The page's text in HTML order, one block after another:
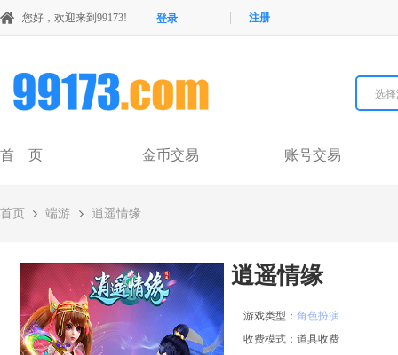
您好，欢迎来到99173! 登录 注册
选
首 页 金币交易 账号交易
首页 端游 逍遥情缘
逍遥情缘
游戏类型： 角色扮演
收费模式： 道具收费